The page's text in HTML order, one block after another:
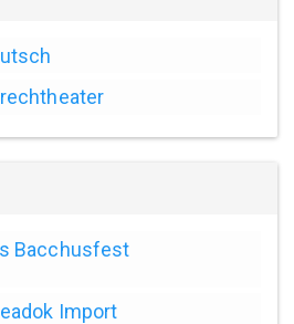
Bacchusfest
Import